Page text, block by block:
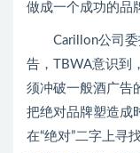
做成一个成功的品
Carillon公司委
告，TBWA意识到
须冲破一般酒广告
把绝对品牌塑造成
在“绝对”二字上寻